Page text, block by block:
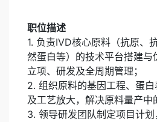
职位描述
1. 负责IVD核心原料（抗原、
然蛋白等）的技术平台搭建与
立项、研发及全周期管理；
2. 组织原料的基因工程、蛋
及工艺放大，解决原料量产中
3. 领导研发团队制定项目计